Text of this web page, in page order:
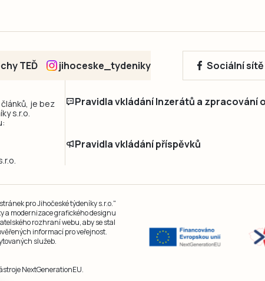
TEĎ jihoceske_tydeniky Sociální
je bez
s.r.o.
Pravidla vkládání Inzerátů a zpracování
Pravidla vkládání příspěvků
pro Jihočeské týdeníky s.r.o."
a modernizace grafického designu
rozhraní webu, aby se stal
informací pro veřejnost.
služeb.
NextGenerationEU.